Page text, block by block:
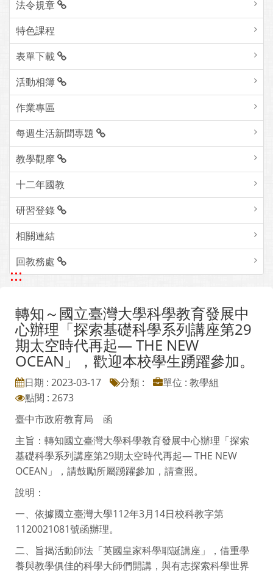
法令規章
特色課程
表單下載
活動相簿
作業專區
每週生活新聞專題
教學觀摩
十二年國教
研習登錄
相關連結
回教務處
:::
轉知～國立臺灣大學科學教育發展中
心辦理「探索基礎科學系列講座第29
期太空時代再起— THE NEW
OCEAN」，歡迎本校學生踴躍參加。
日期 : 2023-03-17 分類 :
單位 : 教學組
點閱 : 2673
臺中市政府教育局 函
主旨：轉知國立臺灣大學科學教育發展中心辦理「探索
基礎科學系列講座第29期太空時代再起— THE NEW
OCEAN」，請鼓勵所屬踴躍參加，請查照。
說明：
一、依據國立臺灣大學112年3月14日校科教字第
1120021081號函辦理。
二、旨揭活動師法「英國皇家科學耶誕講座」，借重學
養與教學俱佳的科學大師們開講，與有志探索科學世界